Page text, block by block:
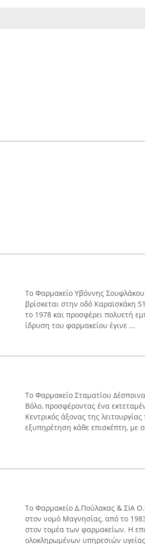
Το Φαρμακείο Υβόννης
βρίσκεται στην οδό Καραϊσκάκη
το 1978 και προσφέρει πολυετή
ίδρυση του φαρμακείου έγινε ...
Το Φαρμακείο Σταματίου
Βόλο, προσφέροντας ένα
Κεντρικός άξονας της
εξυπηρέτηση κάθε επισκέπτη, με
Το Φαρμακείο Δ.Πούλακας & ΣΙΑ
στον νομό Μαγνησίας, από το
στον τομέα των φαρμακείων. Η
ολοκληρωμένων υπηρεσιών